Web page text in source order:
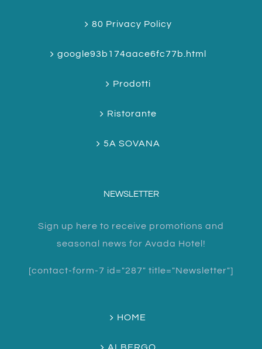
80 Privacy Policy
google93b174aace6fc77b.html
Prodotti
Ristorante
5A SOVANA
NEWSLETTER
Sign up here to receive promotions and
seasonal news for Avada Hotel!
[contact-form-7 id="287" title="Newsletter"]
HOME